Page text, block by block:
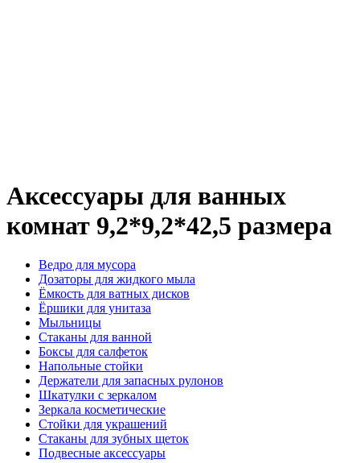
Аксессуары для ванных
комнат 9,2*9,2*42,5 размера
Ведро для мусора
Дозаторы для жидкого мыла
Ёмкость для ватных дисков
Ёршики для унитаза
Мыльницы
Стаканы для ванной
Боксы для салфеток
Напольные стойки
Держатели для запасных рулонов
Шкатулки с зеркалом
Зеркала косметические
Стойки для украшений
Стаканы для зубных щеток
Подвесные аксессуары